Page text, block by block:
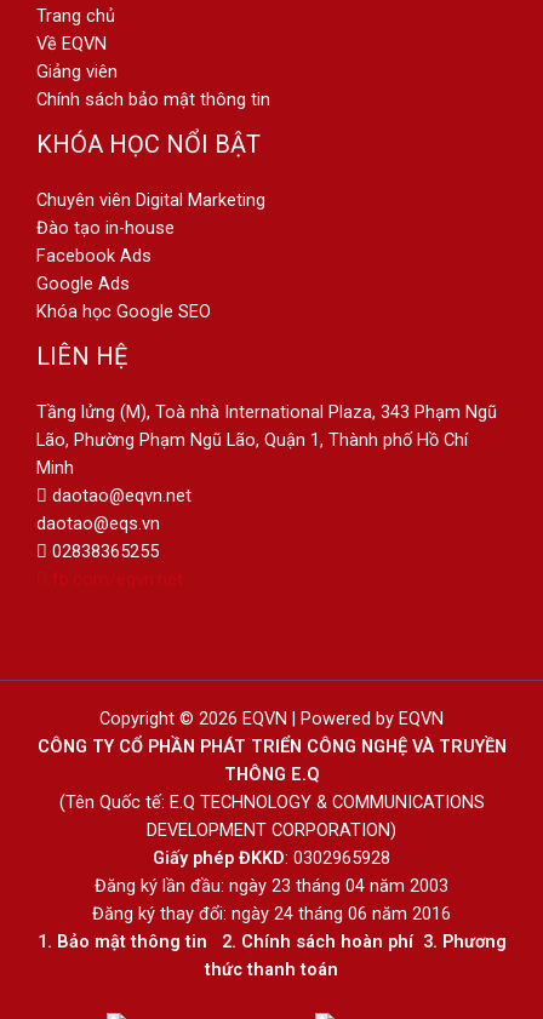
Trang chủ
Về EQVN
Giảng viên
Chính sách bảo mật thông tin
KHÓA HỌC NỔI BẬT
Chuyên viên Digital Marketing
Đào tạo in-house
Facebook Ads
Google Ads
Khóa học Google SEO
LIÊN HỆ
Tầng lửng (M), Toà nhà International Plaza, 343 Phạm Ngũ
Lão, Phường Phạm Ngũ Lão, Quận 1, Thành phố Hồ Chí
Minh
daotao@eqvn.net
daotao@eqs.vn
02838365255
fb.com/eqvn.net
Copyright © 2026 EQVN | Powered by EQVN
CÔNG TY CỔ PHẦN PHÁT TRIỂN CÔNG NGHỆ VÀ TRUYỀN
THÔNG E.Q
(Tên Quốc tế: E.Q TECHNOLOGY & COMMUNICATIONS
DEVELOPMENT CORPORATION)
Giấy phép ĐKKD: 0302965928
Đăng ký lần đầu: ngày 23 tháng 04 năm 2003
Đăng ký thay đổi: ngày 24 tháng 06 năm 2016
1. Bảo mật thông tin 2. Chính sách hoàn phí3. Phương
thức thanh toán